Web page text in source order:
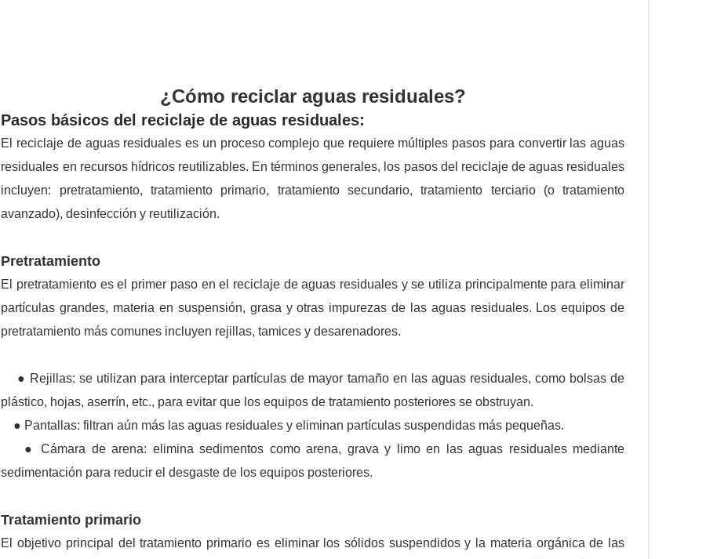
¿Cómo reciclar aguas residuales?
Pasos básicos del reciclaje de aguas residuales:
El reciclaje de aguas residuales es un proceso complejo que requiere múltiples pasos para convertir las aguas
residuales en recursos hídricos reutilizables. En términos generales, los pasos del reciclaje de aguas residuales
incluyen: pretratamiento, tratamiento primario, tratamiento secundario, tratamiento terciario (o tratamiento
avanzado), desinfección y reutilización.
Pretratamiento
El pretratamiento es el primer paso en el reciclaje de aguas residuales y se utiliza principalmente para eliminar
partículas grandes, materia en suspensión, grasa y otras impurezas de las aguas residuales. Los equipos de
pretratamiento más comunes incluyen rejillas, tamices y desarenadores.
● Rejillas: se utilizan para interceptar partículas de mayor tamaño en las aguas residuales, como bolsas de
plástico, hojas, aserrín, etc., para evitar que los equipos de tratamiento posteriores se obstruyan.
● Pantallas: filtran aún más las aguas residuales y eliminan partículas suspendidas más pequeñas.
● Cámara de arena: elimina sedimentos como arena, grava y limo en las aguas residuales mediante
sedimentación para reducir el desgaste de los equipos posteriores.
Tratamiento primario
El objetivo principal del tratamiento primario es eliminar los sólidos suspendidos y la materia orgánica de las